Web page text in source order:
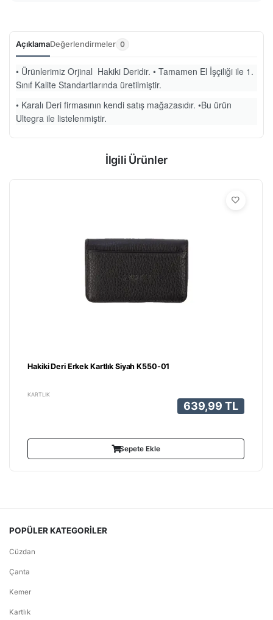
AçıklamaDeğerlendirmeler 0
• Ürünlerimiz Orjinal Hakiki Deridir. • Tamamen El İşçiliği ile 1.
Sınıf Kalite Standartlarında üretilmiştir.
• Karalı Deri firmasının kendi satış mağazasıdır. •Bu ürün
Ultegra ile listelenmiştir.
İlgili Ürünler
Hakiki Deri Erkek Kartlık Siyah K550-01
KARTLIK
639,99 TL
Sepete Ekle
POPÜLER KATEGORİLER
Cüzdan
Çanta
Kemer
Kartlık